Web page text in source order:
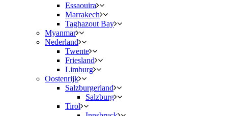
Essaouira
Marrakech
Taghazout Bay
Myanmar
Nederland
Twente
Friesland
Limburg
Oostenrijk
Salzburgerland
Salzburg
Tirol